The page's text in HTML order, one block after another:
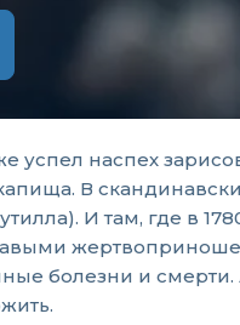
успел наспех
В
И там, где в
болезни и